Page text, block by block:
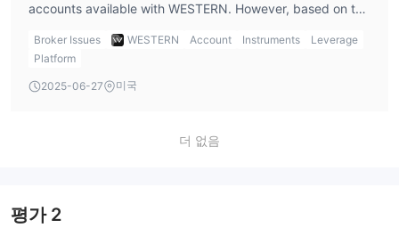
accounts available with WESTERN. However, based on the
platform's focus on futures trading, it is likely that there
are account types tailored for futures traders. [Western
services, there may be standard accounts for futures
confirmed with the broker. It is recommended to contact
professional or institutional traders.
Broker Issues WESTERN Account Instruments
Leverage
Platform
2025-06-27 미국
더 없음
평가2